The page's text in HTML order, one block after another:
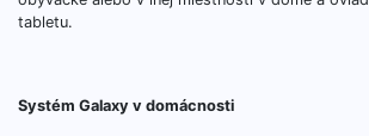
tabletu.
Systém Galaxy v domácnosti